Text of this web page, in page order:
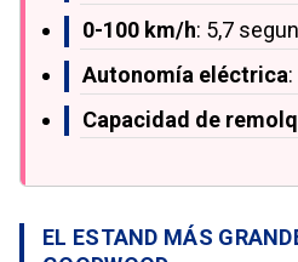
0-100 km/h: 5,7
Autonomía eléctrica
Capacidad de
EL ESTAND MÁS